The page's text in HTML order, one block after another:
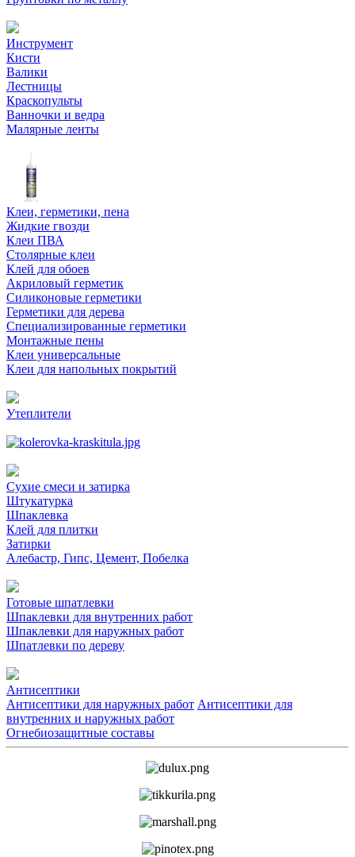
Инструмент
Кисти
Валики
Лестницы
Краскопульты
Ванночки и ведра
Малярные ленты
Клеи, герметики, пена
Жидкие гвозди
Клеи ПВА
Столярные клеи
Клей для обоев
Акриловый герметик
Силиконовые герметики
Герметики для дерева
Специализированные герметики
Монтажные пены
Клеи универсальные
Клеи для напольных покрытий
Утеплители
Сухие смеси и затирка
Штукатурка
Шпаклевка
Клей для плитки
Затирки
Алебастр, Гипс, Цемент, Побелка
Готовые шпатлевки
Шпаклевки для внутренних работ
Шпаклевки для наружных работ
Шпатлевки по дереву
Антисептики
Антисептики для наружных работ Антисептики для
внутренних и наружных работ
Огнебиозащитные составы